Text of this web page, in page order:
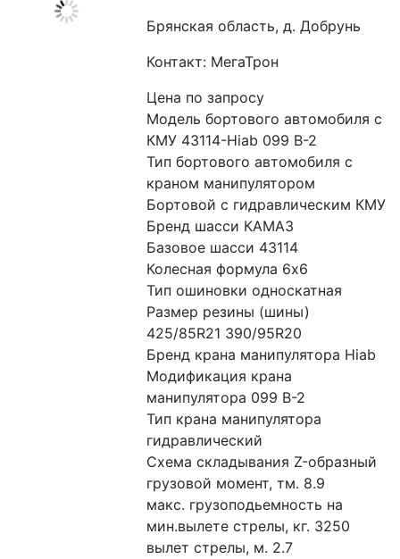
Брянская область, д. Добрунь
Контакт: МегаТрон
Цена по запросу
Модель бортового автомобиля с
КМУ 43114-Hiab 099 B-2
Тип бортового автомобиля с
краном манипулятором
Бортовой с гидравлическим КМУ
Бренд шасси КАМАЗ
Базовое шасси 43114
Колесная формула 6x6
Тип ошиновки односкатная
Размер резины (шины)
425/85R21 390/95R20
Бренд крана манипулятора Hiab
Модификация крана
манипулятора 099 B-2
Тип крана манипулятора
гидравлический
Схема складывания Z-образный
грузовой момент, тм. 8.9
макс. грузоподьемность на
мин.вылете стрелы, кг. 3250
вылет стрелы, м. 2.7